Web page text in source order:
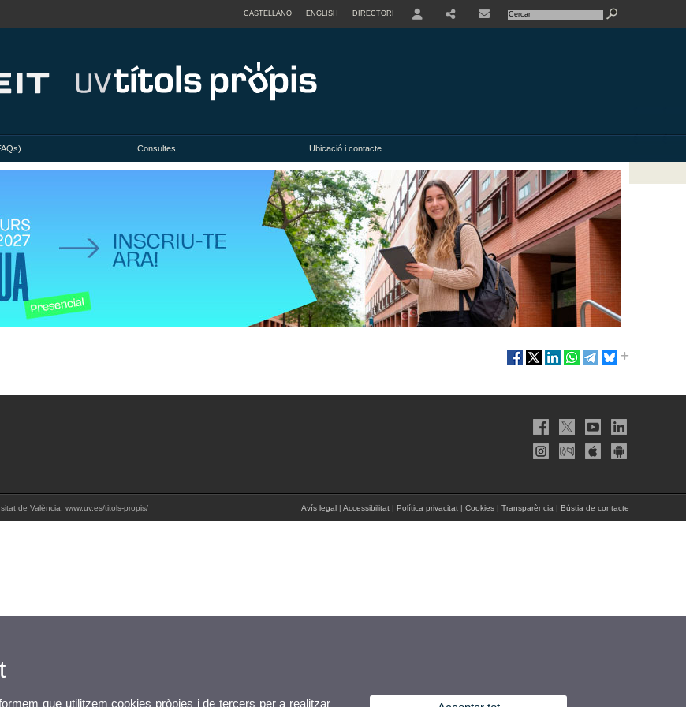
CASTELLANO ENGLISH DIRECTORI
Consultes Ubicació i contacte
de València. www.uv.es/titols-propis/ Avís legal | Accessibilitat | Política privacitat | Cookies | Transparència | Bústia de contacte
que utilitzem cookies pròpies i de tercers per a realitzar